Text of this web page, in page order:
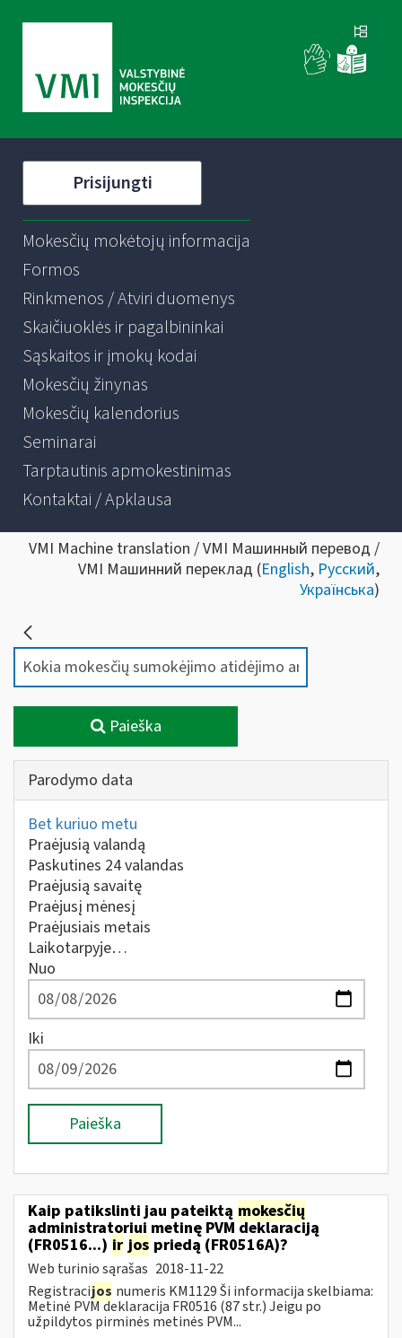
Prisijungti
Mokesčių mokėtojų informacija
Formos
Rinkmenos / Atviri duomenys
Skaičiuoklės ir pagalbininkai
Sąskaitos ir įmokų kodai
Mokesčių žinynas
Mokesčių kalendorius
Seminarai
Tarptautinis apmokestinimas
Kontaktai / Apklausa
VMI Machine translation / VMI Машинный перевод /
VMI Машинний переклад (English, Русский,
Українська)
Paieška
Parodymo data
Bet kuriuo metu
Praėjusią valandą
Paskutines 24 valandas
Praėjusią savaitę
Praėjusį mėnesį
Praėjusiais metais
Laikotarpyje…
Nuo
Iki
Paieška
Kaip patikslinti jau pateiktą mokesčių
administratoriui metinę PVM deklaraciją
(FR0516...) ir jos priedą (FR0516A)?
Web turinio sąrašas 2018-11-22
Registracijos numeris KM1129 Ši informacija skelbiama:
Metinė PVM deklaracija FR0516 (87 str.) Jeigu po
užpildytos pirminės metinės PVM...